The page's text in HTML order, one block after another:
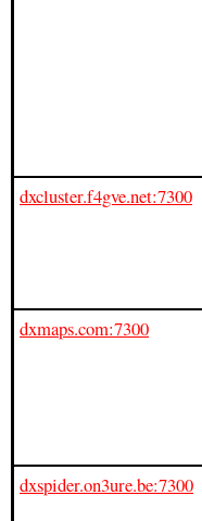
dxcluster.f4gve.net:7300
dxmaps.com:7300
dxspider.on3ure.be:7300